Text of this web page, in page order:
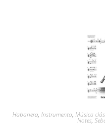
Habanera, Instrumento, Música
Notes,